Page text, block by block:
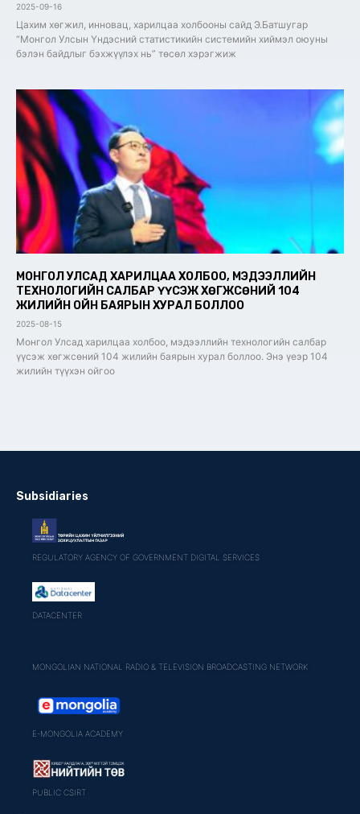
2025-09-16
Цахим хөгжил, инновац, харилцаа холбооны сайд Э.Батшугар
“Монгол Улсын Үндэсний статистикийн системийн хиймэл оюуны
бэлэн байдлыг бэхжүүлэх нь” төсөл хэрэгжиж
МОНГОЛ УЛСАД ХАРИЛЦАА ХОЛБОО, МЭДЭЭЛЛИЙН
ТЕХНОЛОГИЙН САЛБАР ҮҮСЭЖ ХӨГЖСӨНИЙ 104
ЖИЛИЙН ОЙН БАЯРЫН ХУРАЛ БОЛЛОО
2025-08-15
Монгол Улсад харилцаа холбоо, мэдээллийн технологийн салбар
үүсэж хөгжсөний 104 жилийн баярын хурал боллоо. Энэ үеэр 104
жилийн түүхэн ойгоо
Subsidiaries
REGULATORY AGENCY OF GOVERNMENT DIGITAL SERVICES
DATACENTER
MONGOLIAN NATIONAL RADIO & TELEVISION BROADCASTING NETWORK
E-MONGOLIA ACADEMY
PUBLIC CSIRT